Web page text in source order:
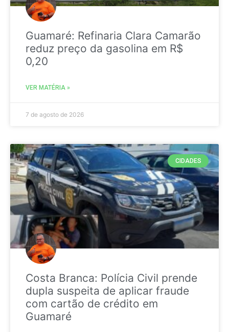
Guamaré: Refinaria Clara Camarão
reduz preço da gasolina em R$
0,20
VER MATÉRIA »
7 de agosto de 2026
CIDADES
Costa Branca: Polícia Civil prende
dupla suspeita de aplicar fraude
com cartão de crédito em
Guamaré